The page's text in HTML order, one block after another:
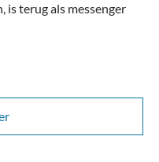
is terug als messenger